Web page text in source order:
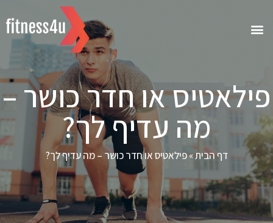
פילאטיס או חדר כושר –
מה עדיף לך?
דף הבית»פילאטיס או חדר כושר – מה עדיף לך?